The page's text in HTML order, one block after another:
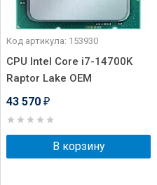
Код артикула: 153930
CPU Intel Core i7-14700K
Raptor Lake OEM
43 570 ₽
В корзину